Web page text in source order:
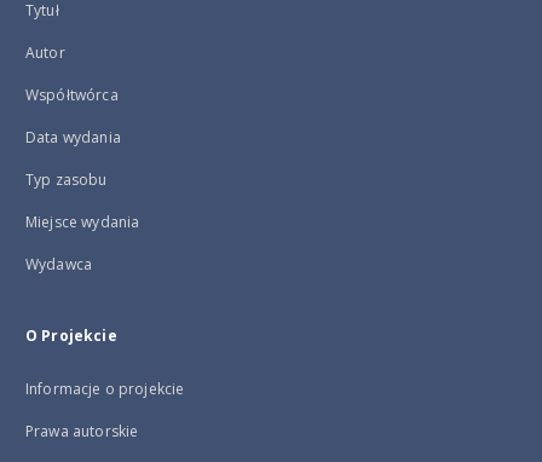
Tytuł
Autor
Współtwórca
Data wydania
Typ zasobu
Miejsce wydania
Wydawca
O Projekcie
Informacje o projekcie
Prawa autorskie